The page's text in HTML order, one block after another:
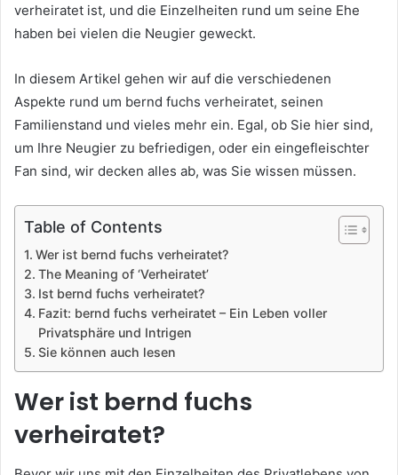
verheiratet ist, und die Einzelheiten rund um seine Ehe
haben bei vielen die Neugier geweckt.
In diesem Artikel gehen wir auf die verschiedenen
Aspekte rund um bernd fuchs verheiratet, seinen
Familienstand und vieles mehr ein. Egal, ob Sie hier sind,
um Ihre Neugier zu befriedigen, oder ein eingefleischter
Fan sind, wir decken alles ab, was Sie wissen müssen.
Table of Contents
Wer ist bernd fuchs verheiratet?
The Meaning of ‘Verheiratet’
Ist bernd fuchs verheiratet?
Fazit: bernd fuchs verheiratet – Ein Leben voller
Privatsphäre und Intrigen
Sie können auch lesen
Wer ist bernd fuchs
verheiratet?